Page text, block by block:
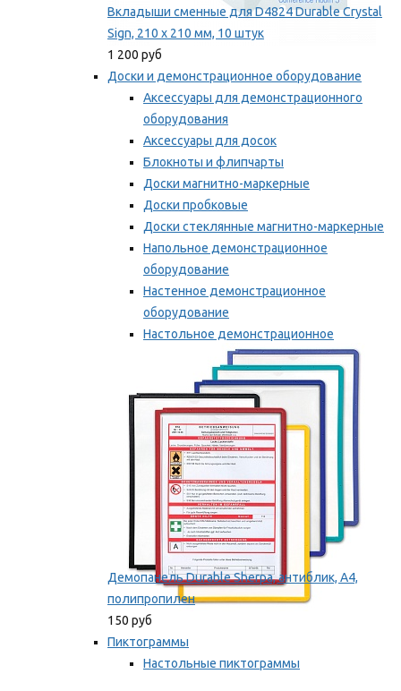
Вкладыши сменные для D4824 Durable Crystal
Sign, 210 x 210 мм, 10 штук
1 200 руб
Доски и демонстрационное оборудование
Аксессуары для демонстрационного
оборудования
Аксессуары для досок
Блокноты и флипчарты
Доски магнитно-маркерные
Доски пробковые
Доски стеклянные магнитно-маркерные
Напольное демонстрационное
оборудование
Настенное демонстрационное
оборудование
Настольное демонстрационное
оборудование
Мы рекомендуем
Демопанель Durable Sherpa, антиблик, А4,
полипропилен
150 руб
Пиктограммы
Настольные пиктограммы